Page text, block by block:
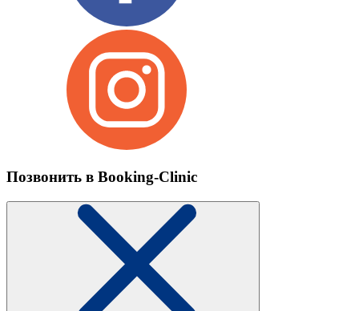
Позвонить в Booking-Clinic